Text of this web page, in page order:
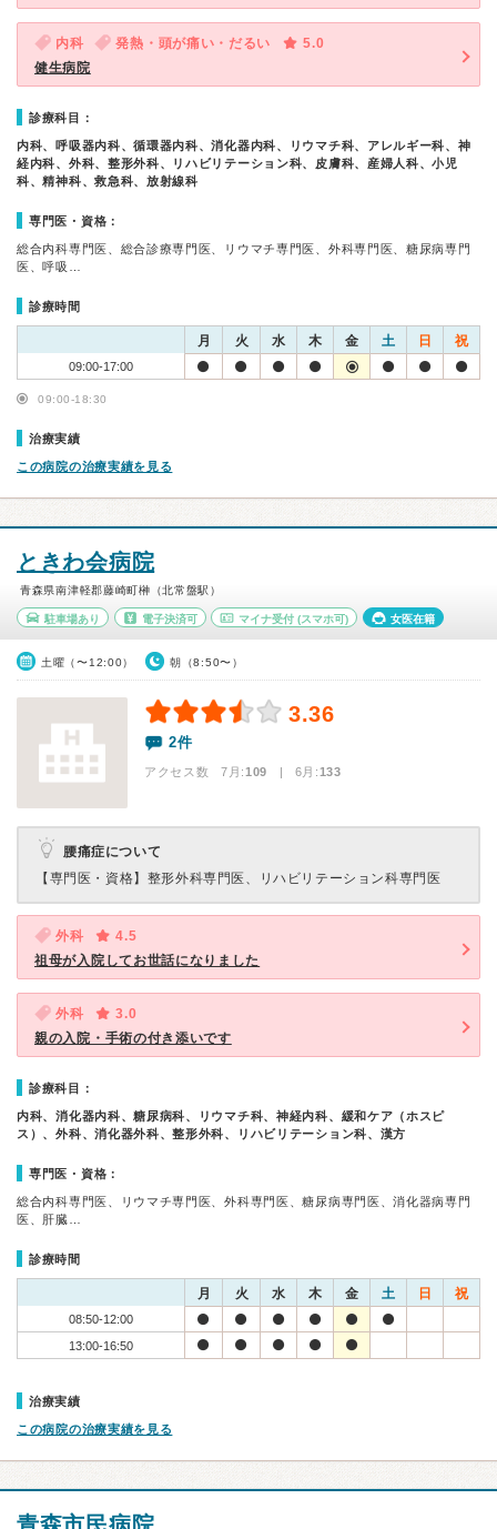
内科 発熱・頭が痛い・だるい
5.0
健生病院
診療科目：
内科、呼吸器内科、循環器内科、消化器内科、リウマチ科、アレルギー科、神
経内科、外科、整形外科、リハビリテーション科、皮膚科、産婦人科、小児
科、精神科、救急科、放射線科
専門医・資格：
総合内科専門医、総合診療専門医、リウマチ専門医、外科専門医、糖尿病専門
医、呼吸…
診療時間
月 火 水 木 金 土 日 祝
09:00-17:00
09:00-18:30
治療実績
この病院の治療実績を見る
ときわ会病院
青森県南津軽郡藤崎町榊（北常盤駅）
駐車場あり 電子決済可 マイナ受付 (スマホ可) 女医在籍
土曜（〜12:00） 朝（8:50〜）
3.36
2件
アクセス数 7月:109 | 6月:133
腰痛症について
【専門医・資格】 整形外科専門医、リハビリテーション科専門医
外科
4.5
祖母が入院してお世話になりました
外科
3.0
親の入院・手術の付き添いです
診療科目：
内科、消化器内科、糖尿病科、リウマチ科、神経内科、緩和ケア（ホスピ
ス）、外科、消化器外科、整形外科、リハビリテーション科、漢方
専門医・資格：
総合内科専門医、リウマチ専門医、外科専門医、糖尿病専門医、消化器病専門
医、肝臓…
診療時間
月 火 水 木 金 土 日 祝
08:50-12:00
13:00-16:50
治療実績
この病院の治療実績を見る